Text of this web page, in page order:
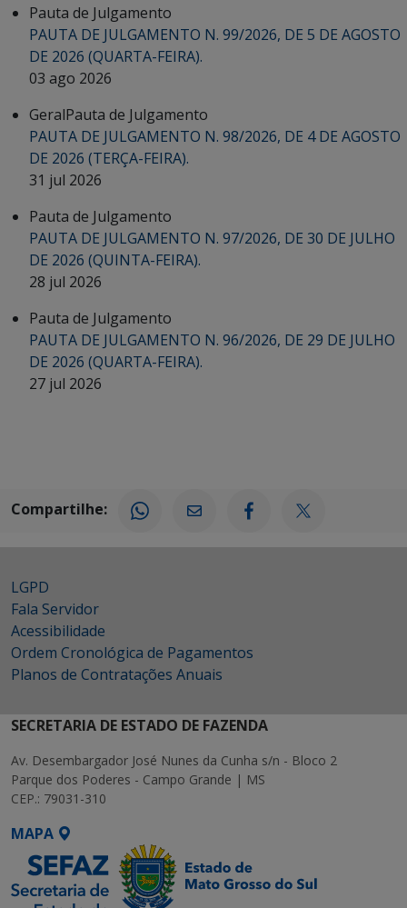
Pauta de Julgamento
PAUTA DE JULGAMENTO N. 99/2026, DE 5 DE AGOSTO
DE 2026 (QUARTA-FEIRA).
03 ago 2026
GeralPauta de Julgamento
PAUTA DE JULGAMENTO N. 98/2026, DE 4 DE AGOSTO
DE 2026 (TERÇA-FEIRA).
31 jul 2026
Pauta de Julgamento
PAUTA DE JULGAMENTO N. 97/2026, DE 30 DE JULHO
DE 2026 (QUINTA-FEIRA).
28 jul 2026
Pauta de Julgamento
PAUTA DE JULGAMENTO N. 96/2026, DE 29 DE JULHO
DE 2026 (QUARTA-FEIRA).
27 jul 2026
Compartilhe:
LGPD
Fala Servidor
Acessibilidade
Ordem Cronológica de Pagamentos
Planos de Contratações Anuais
SECRETARIA DE ESTADO DE FAZENDA
Av. Desembargador José Nunes da Cunha s/n - Bloco 2
Parque dos Poderes - Campo Grande | MS
CEP.: 79031-310
MAPA